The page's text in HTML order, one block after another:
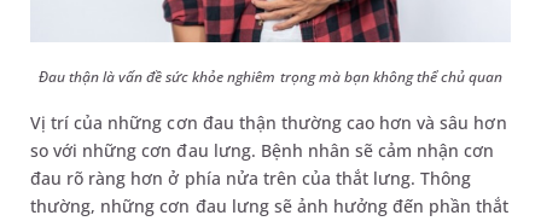
Đau thận là vấn đề sức khỏe nghiêm trọng mà bạn không thể chủ quan
Vị trí của những cơn đau thận thường cao hơn và sâu hơn
so với những cơn đau lưng. Bệnh nhân sẽ cảm nhận cơn
đau rõ ràng hơn ở phía nửa trên của thắt lưng. Thông
thường, những cơn đau lưng sẽ ảnh hưởng đến phần thắt